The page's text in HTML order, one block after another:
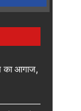
का आगाज,